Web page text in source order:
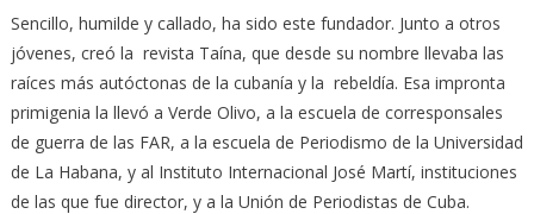
Sencillo, humilde y callado, ha sido este fundador. Junto a otros
jóvenes, creó la revista Taína, que desde su nombre llevaba las
raíces más autóctonas de la cubanía y la rebeldía. Esa impronta
primigenia la llevó a Verde Olivo, a la escuela de corresponsales
de guerra de las FAR, a la escuela de Periodismo de la Universidad
de La Habana, y al Instituto Internacional José Martí, instituciones
de las que fue director, y a la Unión de Periodistas de Cuba.